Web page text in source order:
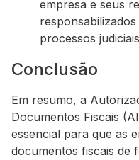
empresa e seus
processos
Conclusão
Em resumo, a
Documentos Fiscais
essencial para que as
documentos fiscais de